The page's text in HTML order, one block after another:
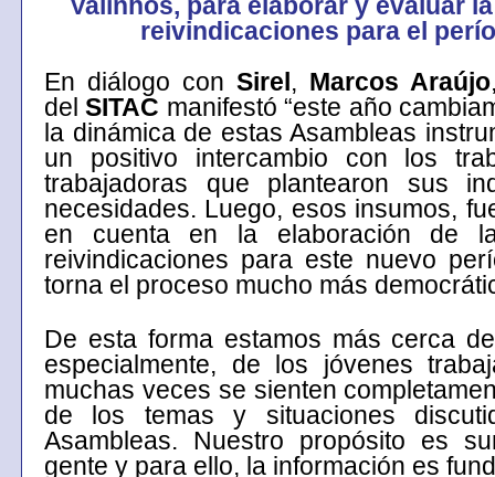
reivindicaciones para el
En diálogo con Sirel, Marcos Araújo
delSITAC manifestó “este año
la dinámica de estas Asambleas
un positivo intercambio con los
trabajadoras que plantearon sus
necesidades. Luego, esos insumos,
en cuenta en la elaboración de
reivindicaciones para este nuevo
torna el proceso mucho más
De esta forma estamos más cerca
especialmente, de los jóvenes
muchas veces se sienten
de los temas y situaciones
Asambleas. Nuestro propósito es
gente y para ello, la información es